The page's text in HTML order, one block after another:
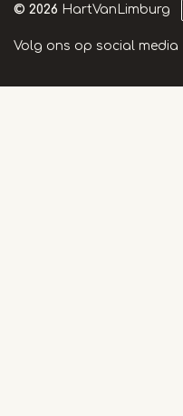
© 2026 HartVanLimburg
Volg ons op social media